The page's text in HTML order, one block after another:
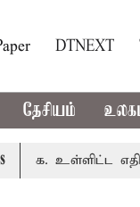
DTNEXT
தேசியம்
உள்ளிட்ட